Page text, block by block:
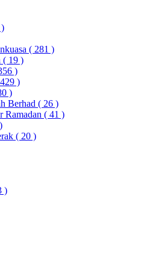
( 281 )
( 19 )
)
)
)
Berhad ( 26 )
Ramadan ( 41 )
( 20 )
)